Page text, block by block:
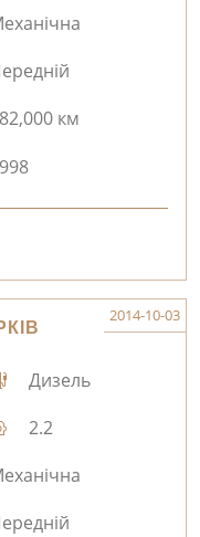
км
2014-10-03
Дизель
2.2